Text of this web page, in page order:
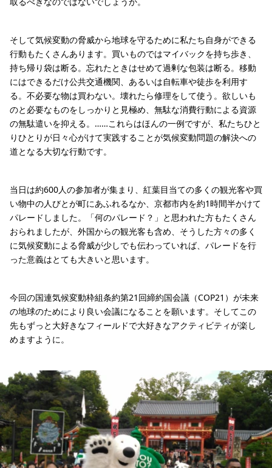
そして気候変動の脅威から地球を守るために私たち自身ができる
行動もたくさんあります。買いものではマイバックを持ち歩き、
持ち帰り袋は断る。忘れたときはせめて過剰な包装は断る。移動
にはできるだけ公共交通機関、あるいは自転車や徒歩を利用す
る。不必要な物は買わない。壊れたら修理をして使う。欲しいも
のと必要なものをしっかりと見極め、無駄な消費行動による資源
の無駄遣いを抑える。……これらはほんの一例ですが、私たちひと
りひとりが日々心がけて実践することが気候変動問題の解決への
道となる大切な行動です。
当日は約600人の参加者が集まり、紅葉目当ての多くの観光客や買
い物中の人びとが町にあふれるなか、京都市内を約1時間半かけて
パレードしました。「何のパレード？」と思われた方もたくさん
おられましたが、外国からの観光客も含め、そうした方々の多く
に気候変動による脅威が少しでも伝わっていれば、パレードを行
った意義はとても大きいと思います。
今回の国連気候変動枠組条約第21回締約国会議（COP21）が未来
の地球のためにより良い会議になることを願います。そしてこの
先もずっと大好きなフィールドで大好きなアクティビティが楽し
めますように。